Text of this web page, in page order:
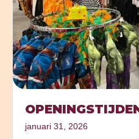
januari 31, 2026